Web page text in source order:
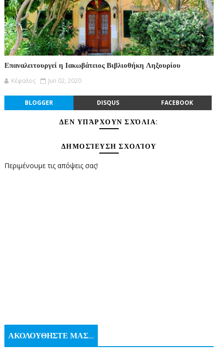
Επαναλειτουργεί η Ιακωβάτειος Βιβλιοθήκη Ληξουρίου
Κέφαλος Jun 02, 2020
BLOGGER DISQUS FACEBOOK
ΔΕΝ ΥΠΆΡΧΟΥΝ ΣΧΌΛΙΑ:
ΔΗΜΟΣΊΕΥΣΗ ΣΧΟΛΊΟΥ
Περιμένουμε τις απόψεις σας!
ΑΚΟΛΟΥΘΗΣΤΕ ΜΑΣ...